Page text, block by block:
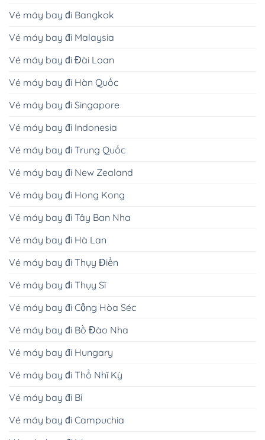
Vé máy bay đi Bangkok
Vé máy bay đi Malaysia
Vé máy bay đi Đài Loan
Vé máy bay đi Hàn Quốc
Vé máy bay đi Singapore
Vé máy bay đi Indonesia
Vé máy bay đi Trung Quốc
Vé máy bay đi New Zealand
Vé máy bay đi Hong Kong
Vé máy bay đi Tây Ban Nha
Vé máy bay đi Hà Lan
Vé máy bay đi Thụy Điển
Vé máy bay đi Thụy Sĩ
Vé máy bay đi Cộng Hòa Séc
Vé máy bay đi Bồ Đào Nha
Vé máy bay đi Hungary
Vé máy bay đi Thổ Nhĩ Kỳ
Vé máy bay đi Bỉ
Vé máy bay đi Campuchia